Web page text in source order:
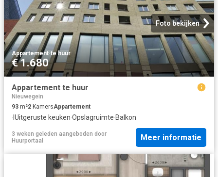
Foto bekijken
Appartement·te huur
€ 1.680
Appartement te huur
Nieuwegein
93 m²2 KamersAppartement
· IUitgeruste keuken·Opslagruimte·Balkon
3 weken geleden aangeboden door
Huurportaal
Meer informatie